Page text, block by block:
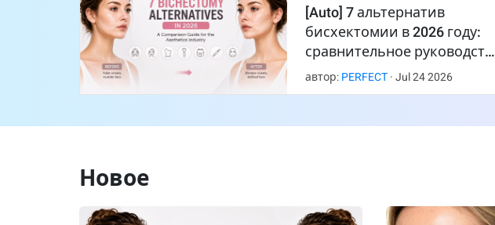
[Auto] 7 альтернатив
бисхектомии в 2026 году:
сравнительное руководст…
автор: PERFECT· Jul242026
Новое